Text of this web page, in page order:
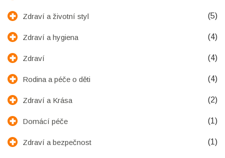
Zdraví a životní styl (5)
Zdraví a hygiena (4)
Zdraví (4)
Rodina a péče o děti (4)
Zdraví a Krása (2)
Domácí péče (1)
Zdraví a bezpečnost (1)